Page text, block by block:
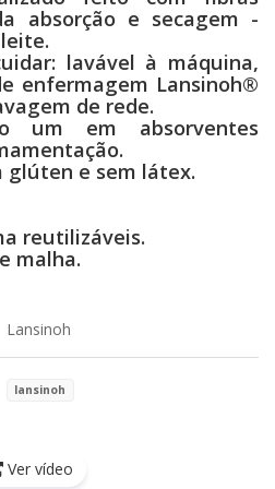
absorção e secagem -
lavável à máquina,
enfermagem Lansinoh®
de rede.
um em absorventes
glúten e sem látex.
reutilizáveis.
malha.
Lansinoh
lansinoh
Ver vídeo